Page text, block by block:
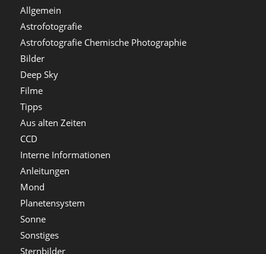
Allgemein
Astrofotografie
Astrofotografie Chemische Photographie
Bilder
Deep Sky
Filme
Tipps
Aus alten Zeiten
CCD
Interne Informationen
Anleitungen
Mond
Planetensystem
Sonne
Sonstiges
Sternbilder